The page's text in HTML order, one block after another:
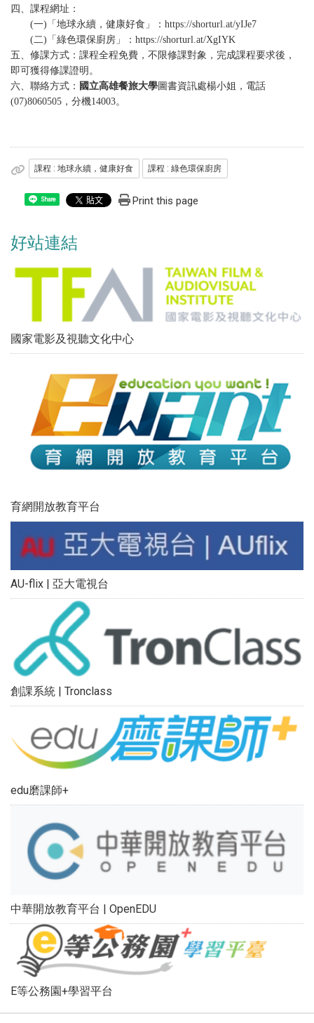
四、課程網址：
(一)「地球永續，健康好食」：https://shorturl.at/yIJe7
(二)「綠色環保廚房」：https://shorturl.at/XgIYK
五、修課方式：課程全程免費，不限修課對象，完成課程要求後，
即可獲得修課證明。
六、聯絡方式： 國立高雄餐旅大學圖書資訊處楊小姐，電話
(07)8060505，分機14003。
課程 : 地球永續，健康好食 課程 : 綠色環保廚房
Share Print this page
好站連結
國家電影及視聽文化中心
育網開放教育平台
AU-flix | 亞大電視台
創課系統 | Tronclass
edu磨課師+
中華開放教育平台 | OpenEDU
E等公務園+學習平台